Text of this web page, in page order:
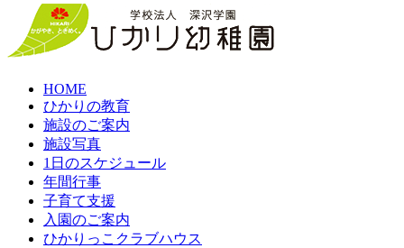
HOME
ひかりの教育
施設のご案内
施設写真
1日のスケジュール
年間行事
子育て支援
入園のご案内
ひかりっこクラブハウス